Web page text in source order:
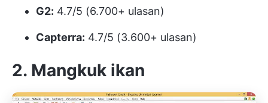
G2: 4.7/5 (6.700+ ulasan)
Capterra: 4.7/5 (3.600+ ulasan)
2. Mangkuk ikan